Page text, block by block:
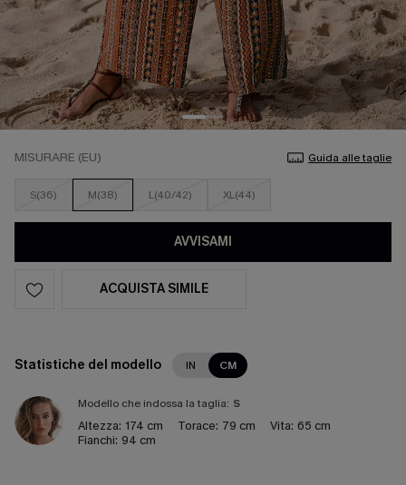
MISURARE (EU) Guida alle taglie
S(36) M(38) L(40/42) XL(44)
AVVISAMI
ACQUISTA SIMILE
Statistiche del modello IN CM
Modello che indossa la taglia: S
Altezza: 174 cm Torace: 79 cm Vita: 65 cm
Fianchi: 94 cm